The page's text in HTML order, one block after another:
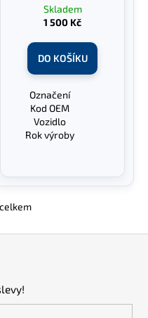
mřížka
Master III
Skladem
1 500 Kč
DO KOŠÍKU
Označení
Kod OEM
Vozidlo
Rok výroby